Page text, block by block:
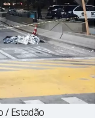
/ Estadão